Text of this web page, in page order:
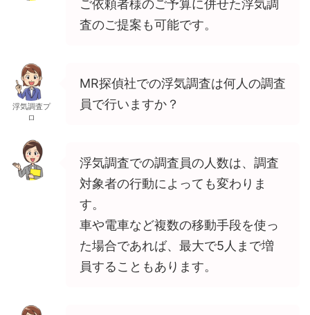
ご依頼者様のご予算に併せた浮気調
査のご提案も可能です。
浮気調査プ
ロ
MR探偵社での浮気調査は何人の調査
員で行いますか？
浮気調査での調査員の人数は、調査
対象者の行動によっても変わりま
す。
車や電車など複数の移動手段を使っ
た場合であれば、最大で5人まで増
員することもあります。